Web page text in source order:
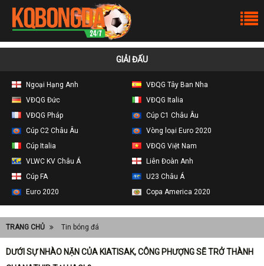
GIẢI ĐẤU
Ngoại Hạng Anh
VĐQG Tây Ban Nha
VĐQG Đức
VĐQG Italia
VĐQG Pháp
Cúp C1 Châu Âu
Cúp C2 Châu Âu
Vòng loại Euro 2020
Cúp Italia
VĐQG Việt Nam
VLWC KV Châu Á
Liên Đoàn Anh
Cúp FA
U23 Châu Á
Euro 2020
Copa America 2020
TRANG CHỦ Tin bóng đá
DƯỚI SỰ NHÀO NẶN CỦA KIATISAK, CÔNG PHƯỢNG SẼ TRỞ THÀNH